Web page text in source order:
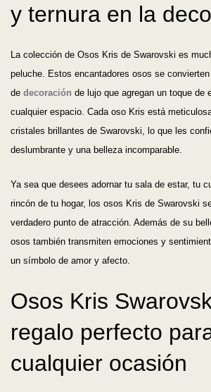
y ternura en la
La colección de Osos Kris de Swarovski es
peluche. Estos encantadores osos se
de decoración de lujo que agregan un toque de
cualquier espacio. Cada oso Kris está
cristales brillantes de Swarovski, lo que les
deslumbrante y una belleza incomparable.
Ya sea que desees adornar tu sala de estar, tu
rincón de tu hogar, los osos Kris de Swarovski
verdadero punto de atracción. Además de su
osos también transmiten emociones y
un símbolo de amor y afecto.
Osos Kris
regalo perfecto
cualquier ocasión